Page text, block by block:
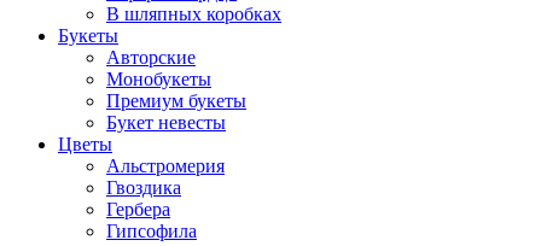
В шляпных коробках
Букеты
Авторские
Монобукеты
Премиум букеты
Букет невесты
Цветы
Альстромерия
Гвоздика
Гербера
Гипсофила